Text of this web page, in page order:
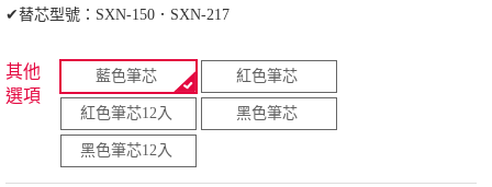
✔替芯型號：SXN-150．SXN-217
其他
選項
藍色筆芯 紅色筆芯
紅色筆芯12入 黑色筆芯
黑色筆芯12入